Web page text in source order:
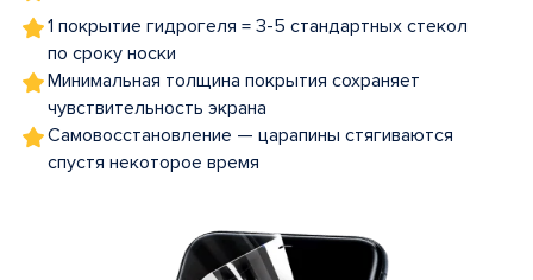
1 покрытие гидрогеля = 3-5 стандартных стекол
по сроку носки
Минимальная толщина покрытия сохраняет
чувствительность экрана
Самовосстановление — царапины стягиваются
спустя некоторое время